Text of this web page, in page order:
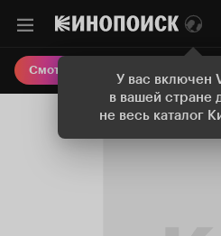
У вас включен
в вашей стране
не весь каталог
Смотреть кино